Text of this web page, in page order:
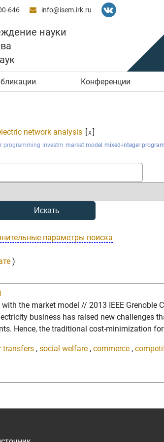
646  info@isem.irk.ru
науки
Конференции
network analysis [x]
programming investm market model mixed-integer
параметры поиска
)
the market model // 2013 IEEE Grenoble
business has raised new challenges
Hence, the traditional cost-minimization
transfers , social welfare , commerce ,